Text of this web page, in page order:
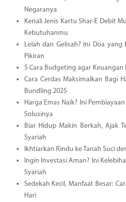
Negaranya
Kenali Jenis Kartu Shar-E Debit
Kebutuhanmu
Lelah dan Gelisah? Ini Doa
Pikiran
5 Cara Budgeting agar Keuangan
Cara Cerdas Maksimalkan Bagi
Bundling 2025
Harga Emas Naik? Ini
Solusinya
Biar Hidup Makin Berkah, Ajak
Syariah
Ikhtiarkan Rindu ke Tanah Suci
Ingin Investasi Aman? Ini
Syariah
Sedekah Kecil, Manfaat Besar:
Hari